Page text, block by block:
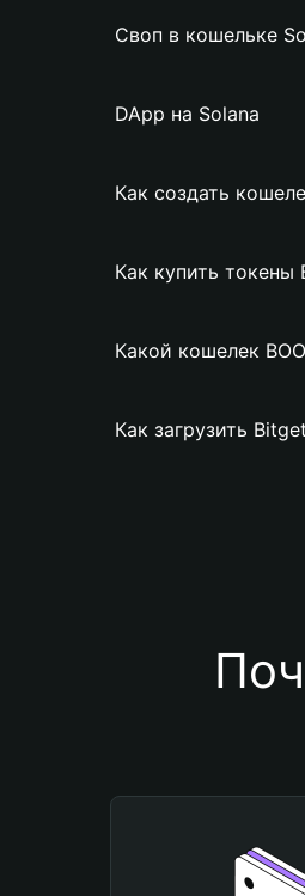
Своп в кошельке
DApp на Solana
Как создать
Как купить токены
Какой кошелек
Как загрузить